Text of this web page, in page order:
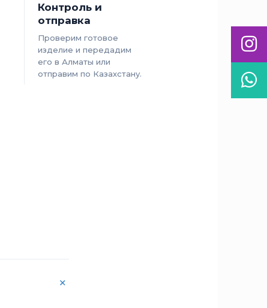
Контроль и
отправка
Проверим готовое
изделие и передадим
его в Алматы или
отправим по Казахстану.